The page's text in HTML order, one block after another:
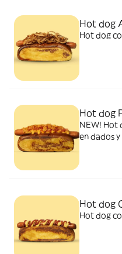
Hot dog
Hot dog
Hot dog
NEW! Hot
en dados
Hot dog
Hot dog